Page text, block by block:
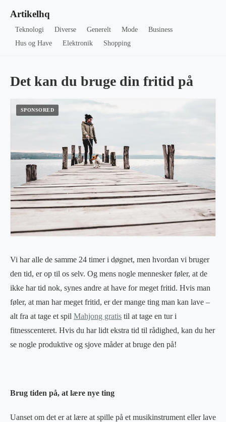
Artikelhq
Teknologi Diverse Generelt Mode
Business
Hus og Have
Elektronik Shopping
Det kan du bruge din fritid på
Vi har alle de samme 24 timer i døgnet, men hvordan vi bruger
den tid, er op til os selv. Og mens nogle mennesker føler, at de
ikke har tid nok, synes andre at have for meget fritid. Hvis man
føler, at man har meget fritid, er der mange ting man kan lave –
alt fra at tage et spil Mahjong gratis til at tage en tur i
fitnesscenteret. Hvis du har lidt ekstra tid til rådighed, kan du her
se nogle produktive og sjove måder at bruge den på!
Brug tiden på, at lære nye ting
Uanset om det er at lære at spille på et musikinstrument eller lave